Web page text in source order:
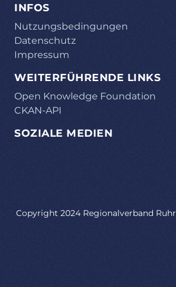
INFOS
Nutzungsbedingungen
Datenschutz
Impressum
WEITERFÜHRENDE LINKS
Open Knowledge Foundation
CKAN-API
SOZIALE MEDIEN
Copyright 2024 Regionalverband Ruhr